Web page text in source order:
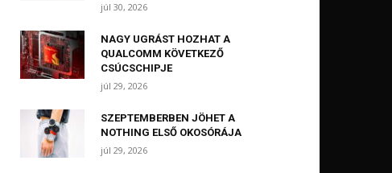
júl 30, 2026
NAGY UGRÁST HOZHAT A
QUALCOMM KÖVETKEZŐ
CSÚCSCHIPJE
júl 29, 2026
SZEPTEMBERBEN JÖHET A
NOTHING ELSŐ OKOSÓRÁJA
júl 29, 2026